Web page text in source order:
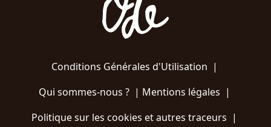
Conditions Générales d'Utilisation |
Qui sommes-nous ?| Mentions légales |
Politique sur les cookies et autres traceurs |